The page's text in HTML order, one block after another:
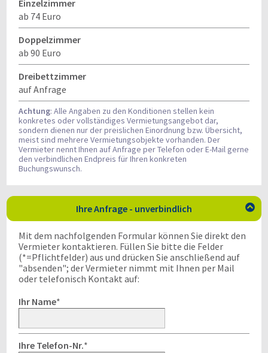
Einzelzimmer
ab 74 Euro
Doppelzimmer
ab 90 Euro
Dreibettzimmer
auf Anfrage
Achtung: Alle Angaben zu den Konditionen stellen kein
konkretes oder vollständiges Vermietungsangebot dar,
sondern dienen nur der preislichen Einordnung bzw. Übersicht,
meist sind mehrere Vermietungsobjekte vorhanden. Der
Vermieter nennt Ihnen auf Anfrage per Telefon oder E-Mail gerne
den verbindlichen Endpreis für Ihren konkreten
Buchungswunsch.
Ihre Anfrage - unverbindlich 
Mit dem nachfolgenden Formular können Sie direkt den
Vermieter kontaktieren. Füllen Sie bitte die Felder
(*=Pflichtfelder) aus und drücken Sie anschließend auf
"absenden"; der Vermieter nimmt mit Ihnen per Mail
oder telefonisch Kontakt auf:
Ihr Name*
Ihre Telefon-Nr.*